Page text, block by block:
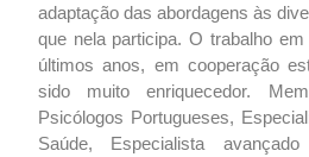
adaptação das abordagens às
que nela participa. O trabalho
últimos anos, em cooperação
sido muito enriquecedor.
Psicólogos Portugueses,
Saúde, Especialista